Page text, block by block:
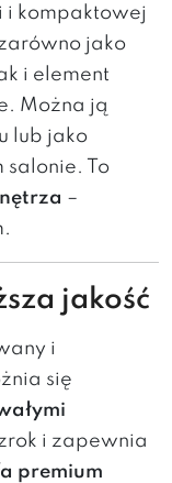
i kompaktowej
jako
i element
Można ją
lub jako
To
–
jakość
i
się
i zapewnia
premium